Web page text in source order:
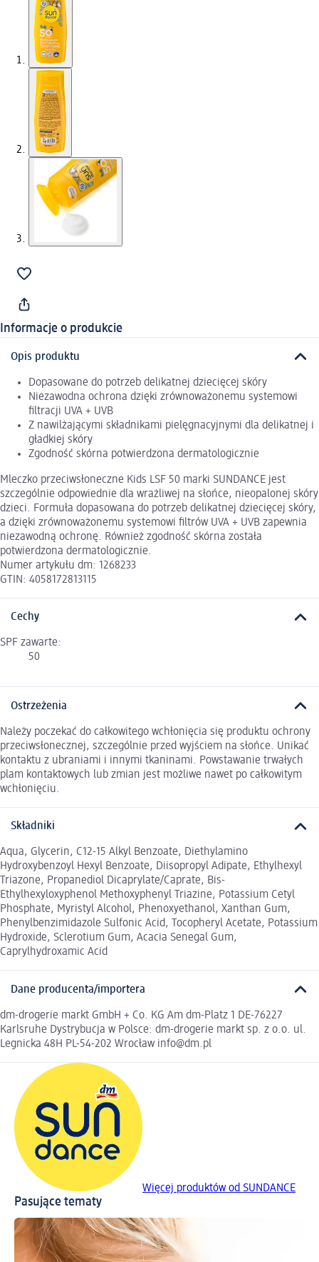
Informacje o produkcie
Opis produktu
Dopasowane do potrzeb delikatnej dziecięcej skóry
Niezawodna ochrona dzięki zrównoważonemu systemowi
filtracji UVA + UVB
Z nawilżającymi składnikami pielęgnacyjnymi dla delikatnej i
gładkiej skóry
Zgodność skórna potwierdzona dermatologicznie
Mleczko przeciwsłoneczne Kids LSF 50 marki SUNDANCE jest
szczególnie odpowiednie dla wrażliwej na słońce, nieopalonej skóry
dzieci. Formuła dopasowana do potrzeb delikatnej dziecięcej skóry,
a dzięki zrównoważonemu systemowi filtrów UVA + UVB zapewnia
niezawodną ochronę. Również zgodność skórna została
potwierdzona dermatologicznie.
Numer artykułu dm: 1268233
GTIN: 4058172813115
Cechy
SPF zawarte:
50
Ostrzeżenia
Należy poczekać do całkowitego wchłonięcia się produktu ochrony
przeciwsłonecznej, szczególnie przed wyjściem na słońce. Unikać
kontaktu z ubraniami i innymi tkaninami. Powstawanie trwałych
plam kontaktowych lub zmian jest możliwe nawet po całkowitym
wchłonięciu.
Składniki
Aqua, Glycerin, C12-15 Alkyl Benzoate, Diethylamino
Hydroxybenzoyl Hexyl Benzoate, Diisopropyl Adipate, Ethylhexyl
Triazone, Propanediol Dicaprylate/Caprate, Bis-
Ethylhexyloxyphenol Methoxyphenyl Triazine, Potassium Cetyl
Phosphate, Myristyl Alcohol, Phenoxyethanol, Xanthan Gum,
Phenylbenzimidazole Sulfonic Acid, Tocopheryl Acetate, Potassium
Hydroxide, Sclerotium Gum, Acacia Senegal Gum,
Caprylhydroxamic Acid
Dane producenta/importera
dm-drogerie markt GmbH + Co. KG Am dm-Platz 1 DE-76227
Karlsruhe Dystrybucja w Polsce: dm-drogerie markt sp. z o.o. ul.
Legnicka 48H PL-54-202 Wrocław info@dm.pl
Więcej produktów od SUNDANCE
Pasujące tematy